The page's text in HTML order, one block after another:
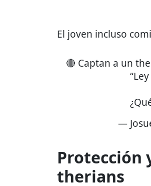
El joven incluso
🔴 Captan a un
—
Protección
therians